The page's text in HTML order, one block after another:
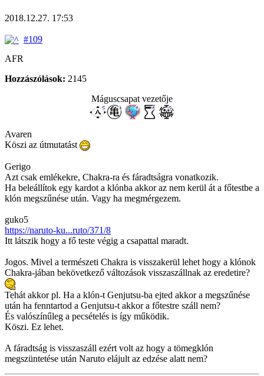
2018.12.27. 17:53
#109
AFR
Hozzászólások: 2145
Máguscsapat vezetője
Avaren
Köszi az útmutatást
Gerigo
Azt csak emlékekre, Chakra-ra és fáradtságra vonatkozik.
Ha beleállítok egy kardot a klónba akkor az nem kerül át a főtestbe a
klón megszűnése után. Vagy ha megmérgezem.
guko5
https://naruto-ku...ruto/371/8
Itt látszik hogy a fő teste végig a csapattal maradt.
Jogos. Mivel a természeti Chakra is visszakerül lehet hogy a klónok
Chakra-jában bekövetkező változások visszaszállnak az eredetire?
Tehát akkor pl. Ha a klón-t Genjutsu-ba ejted akkor a megszűnése
után ha fenntartod a Genjutsu-t akkor a főtestre száll nem?
És valószínűleg a pecsételés is így működik.
Köszi. Ez lehet.
A fáradtság is visszaszáll ezért volt az hogy a tömegklón
megszüntetése után Naruto elájult az edzése alatt nem?